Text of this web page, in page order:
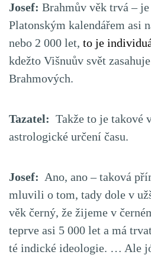
Josef: Brahmův věk trvá –
Platonským kalendářem asi
nebo 2 000 let, to je
kdežto Višnuův svět
Brahmových.
Tazatel: Takže to je takové
astrologické určení času.
Josef: Ano, ano – taková
mluvili o tom, tady dole v
věk černý, že žijeme v
teprve asi 5 000 let a má
té indické ideologie. … Ale